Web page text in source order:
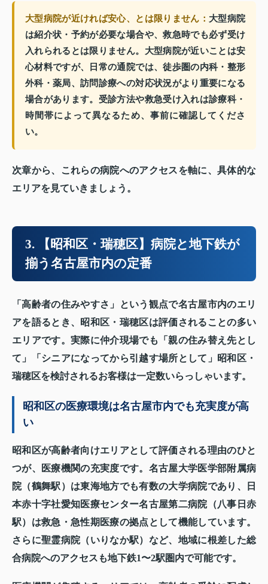
大型病院が近ければ安心、とは限りません： 大型病院
は紹介状・予約が必要な場合や、救急時でも必ず受け
入れられるとは限りません。大型病院が近いことは安
心材料ですが、日常の通院では、徒歩圏の内科・整形
外科・薬局、訪問診療への対応状況がより重要になる
場合があります。受診方法や救急受け入れは診療科・
時間帯によって異なるため、事前に確認してくださ
い。
次章から、これらの病院へのアクセスを軸に、具体的な
エリアを見ていきましょう。
3. 【昭和区・瑞穂区】病院と地下鉄が
揃う名古屋市内の定番
「高齢者の住みやすさ」という観点で名古屋市内のエリ
アを語るとき、昭和区・瑞穂区は評価されることの多い
エリアです。実際に仲介現場でも「親の住み替え先とし
て」「シニアになってから引越す場所として」昭和区・
瑞穂区を検討されるお客様は一定数いらっしゃいます。
昭和区の医療環境は名古屋市内でも充実度が高
い
昭和区が高齢者向けエリアとして評価される理由のひと
つが、医療機関の充実度です。名古屋大学医学部附属病
院（鶴舞駅）は東海地方でも有数の大学病院であり、日
本赤十字社愛知医療センター名古屋第二病院（八事日赤
駅）は救急・急性期医療の拠点として機能しています。
さらに聖霊病院（いりなか駅）など、地域に根差した総
合病院へのアクセスも地下鉄1〜2駅圏内で可能です。